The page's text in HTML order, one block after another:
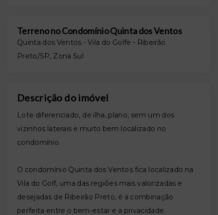
Terreno no Condomínio Quinta dos Ventos
Quinta dos Ventos -Vila do Golfe - Ribeirão
Preto/SP, Zona Sul
Descrição do imóvel
Lote diferenciado, de ilha, plano, sem um dos
vizinhos laterais e muito bem localizado no
condomínio.
O condomínio Quinta dos Ventos fica localizado na
Vila do Golf, uma das regiões mais valorizadas e
desejadas de Ribeirão Preto, é a combinação
perfeita entre o bem-estar e a privacidade.